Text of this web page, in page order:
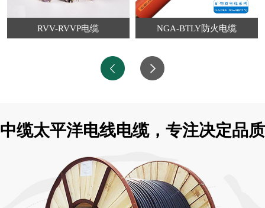
RVV-RVVP电缆 NGA-BTLY防火电缆
中缆太平洋电线电缆，专注决定品质